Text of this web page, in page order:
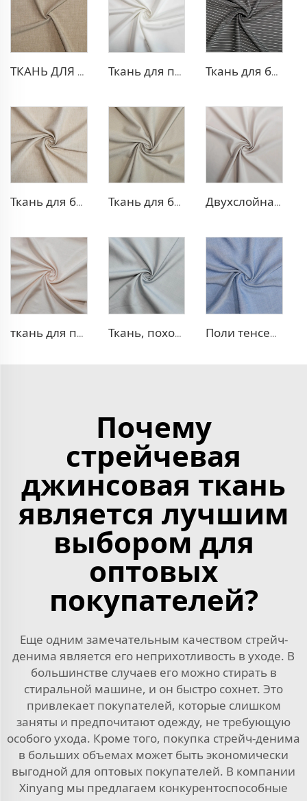
ТКАНЬ ДЛЯ ТРИКОТАЖНЫХ БРЮК ИЗ ПОЛИЭСТЕРА И ВИСКОЗЫ Ткань для платья из полиэстера и вискозы с эффектом стрейч Ткань для брюк в стиле TR Strip
Ткань для блейзера TR, похожая на лен Ткань для блейзера TR в рубчик Двухслойная ткань для платья TR
ткань для платья 100% лиоцелл, похожая на лен Ткань, похожая на деним, TR с эффектом стрейч Поли тенсел деним — ткань, похожая на джинсовую
Почему
стрейчевая
джинсовая ткань
является лучшим
выбором для
оптовых
покупателей?
Еще одним замечательным качеством стрейч-
денима является его неприхотливость в уходе. В
большинстве случаев его можно стирать в
стиральной машине, и он быстро сохнет. Это
привлекает покупателей, которые слишком
заняты и предпочитают одежду, не требующую
особого ухода. Кроме того, покупка стрейч-денима
в больших объемах может быть экономически
выгодной для оптовых покупателей. В компании
Xinyang мы предлагаем конкурентоспособные